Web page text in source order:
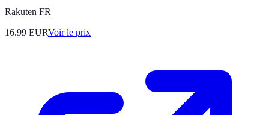
Rakuten FR
16.99 EURVoir le prix